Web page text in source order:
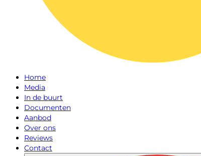
Home
Media
In de buurt
Documenten
Aanbod
Over ons
Reviews
Contact